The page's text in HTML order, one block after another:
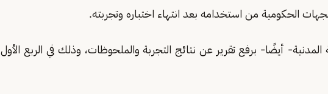
المدنية- أيضًا- برفع تقرير عن نتائج التجربة والملحوظات، وذلك في الربع الأول